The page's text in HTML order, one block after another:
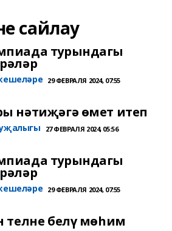
сайлау
турындагы
29 ФЕВРАЛЯ 2024, 07:55
нәтиҗәгә өмет итеп
27 ФЕВРАЛЯ 2024, 05:56
турындагы
29 ФЕВРАЛЯ 2024, 07:55
телне белү мөһим